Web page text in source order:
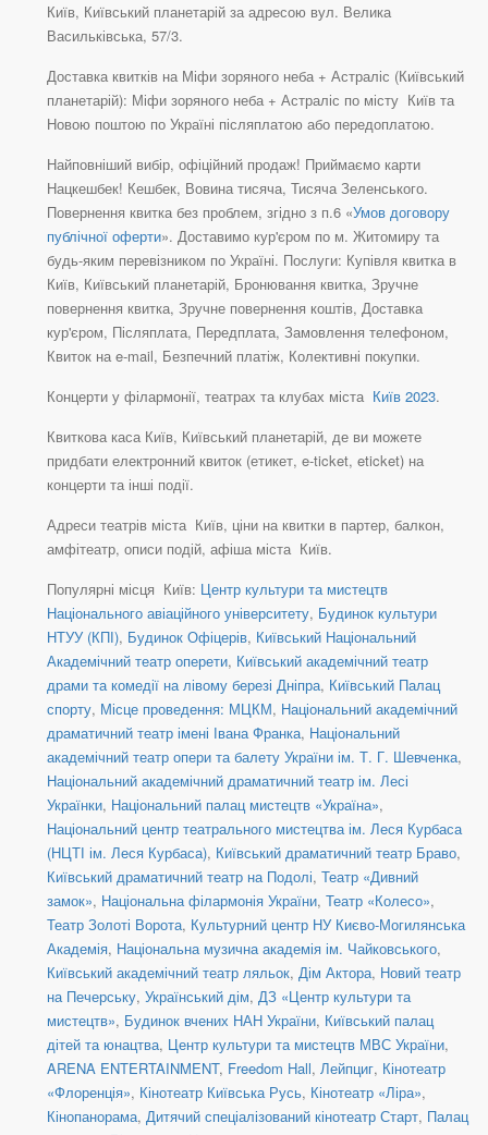
Київ, Київський планетарій за адресою вул. Велика
Васильківська, 57/3.
Доставка квитків на Міфи зоряного неба + Астраліс (Київський
планетарій): Міфи зоряного неба + Астраліс по місту Київ та
Новою поштою по Україні післяплатою або передоплатою.
Найповніший вибір, офіційний продаж! Приймаємо карти
Нацкешбек! Кешбек, Вовина тисяча, Тисяча Зеленського.
Повернення квитка без проблем, згідно з п.6 «Умов договору
публічної оферти». Доставимо кур'єром по м. Житомиру та
будь-яким перевізником по Україні. Послуги: Купівля квитка в
Київ, Київський планетарій, Бронювання квитка, Зручне
повернення квитка, Зручне повернення коштів, Доставка
кур'єром, Післяплата, Передплата, Замовлення телефоном,
Квиток на e-mail, Безпечний платіж, Колективні покупки.
Концерти у філармонії, театрах та клубах міста Київ 2023.
Квиткова каса Київ, Київський планетарій, де ви можете
придбати електронний квиток (етикет, e-ticket, eticket) на
концерти та інші події.
Адреси театрів міста Київ, ціни на квитки в партер, балкон,
амфітеатр, описи подій, афіша міста Київ.
Популярні місця Київ: Центр культури та мистецтв
Національного авіаційного університету, Будинок культури
НТУУ (КПІ), Будинок Офіцерів, Київський Національний
Академічний театр оперети, Київський академічний театр
драми та комедії на лівому березі Дніпра, Київський Палац
спорту, Місце проведення: МЦКМ, Національний академічний
драматичний театр імені Івана Франка, Національний
академічний театр опери та балету України ім. Т. Г. Шевченка,
Національний академічний драматичний театр ім. Лесі
Українки, Національний палац мистецтв «Україна»,
Національний центр театрального мистецтва ім. Леся Курбаса
(НЦТІ ім. Леся Курбаса), Київський драматичний театр Браво,
Київський драматичний театр на Подолі, Театр «Дивний
замок», Національна філармонія України, Театр «Колесо»,
Театр Золоті Ворота, Культурний центр НУ Києво-Могилянська
Академія, Національна музична академія ім. Чайковського,
Київський академічний театр ляльок, Дім Актора, Новий театр
на Печерську, Український дім, ДЗ «Центр культури та
мистецтв», Будинок вчених НАН України, Київський палац
дітей та юнацтва, Центр культури та мистецтв МВС України,
ARENA ENTERTAINMENT, Freedom Hall, Лейпциг, Кінотеатр
«Флоренція», Кінотеатр Київська Русь, Кінотеатр «Ліра»,
Кінопанорама, Дитячий спеціалізований кінотеатр Старт, Палац